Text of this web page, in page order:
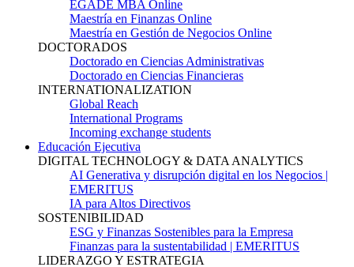
EGADE MBA Online
Maestría en Finanzas Online
Maestría en Gestión de Negocios Online
DOCTORADOS
Doctorado en Ciencias Administrativas
Doctorado en Ciencias Financieras
INTERNATIONALIZATION
Global Reach
International Programs
Incoming exchange students
Educación Ejecutiva
DIGITAL TECHNOLOGY & DATA ANALYTICS
AI Generativa y disrupción digital en los Negocios |
EMERITUS
IA para Altos Directivos
SOSTENIBILIDAD
ESG y Finanzas Sostenibles para la Empresa
Finanzas para la sustentabilidad | EMERITUS
LIDERAZGO Y ESTRATEGIA